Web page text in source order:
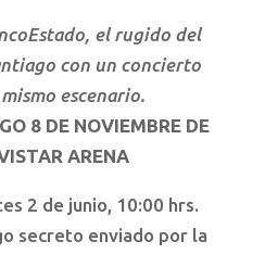
el rugido del
con un concierto
escenario.
8 DE NOVIEMBRE DE
ARENA
2 de junio, 10:00 hrs.
secreto enviado por la